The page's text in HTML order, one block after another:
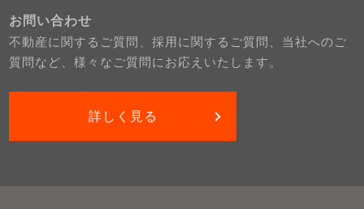
お問い合わせ
不動産に関するご質問、採用に関するご質問、当社へのご
質問など、様々なご質問にお応えいたします。
詳しく見る